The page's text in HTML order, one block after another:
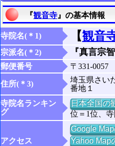
『観音寺 』の基本情報
寺院名(＊1) 【観音
宗派名(＊2) 『真言宗
郵便番号 〒331-0057
住所(＊3)
埼玉県さい
番地１
寺院名ランキン
グ
日本全国の
位＝1位、
アクセス
Google
Yahoo Map